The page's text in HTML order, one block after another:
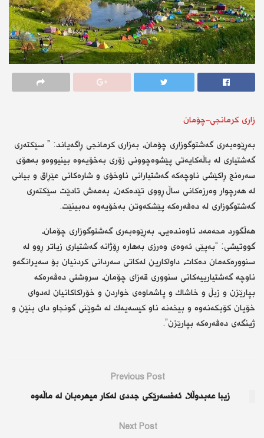
زاری كرمانجی-چۆمان
بەڕێوەبەری گەشتوگوزاری چۆمان، بەزاری كرمانجی ڕاگەیاند: ” سێكتەری
گەشتیاری لە باڵەكایەتی پێشوەچوونی زۆری بەخۆیەوە بینیووەو بەهۆی
سەرەنج ڕاكێشی ناوچەكە گەشتیارانی ناوخۆی و شارەكانی عێڕاق و بیانی
لە هەرچوار وەرزەكانی ساڵ ڕووی تێدەكەن، بەمەش تادێت سێكتەری
گەشتوگوزاری لە دەڤەرەكە پێشكەوتن بەخۆیەوە دەبینێت.
هەڵگورد محەمەد ناوەندەیی، بەڕێوەبەری گەشتوگوزاری چۆمان،
گووتیشی: “بەپێی ئەوەی وەرزی بەهارە ڕۆژانە گەشتیاری زیاتر ڕوو لە
سنوورەكەمان دەكات، داواكارین لەكاتی سەردانی كردنیان بۆ سەیرانگەو
ناوچە گەشتیارییەكانی سنووری قەزای چۆمان، سروشتی دەڤەرەكە
بپارێزن و زبڵ و خاشاك و پاشماوەی خواردن و خۆراكاكانیان لەدوای
خۆیان كۆبكەنەوە و بیخەنە ناو كیسەیەك لە شوێنی گونجاو دای بنێن و
ژینگەی دەڤەرەكە بپارێزن”.
Previous Post
زیبا عەبدوڵلا، ئەفسەرێكی جددی لەكار میهرەبان لە ماڵەوە
Next Post